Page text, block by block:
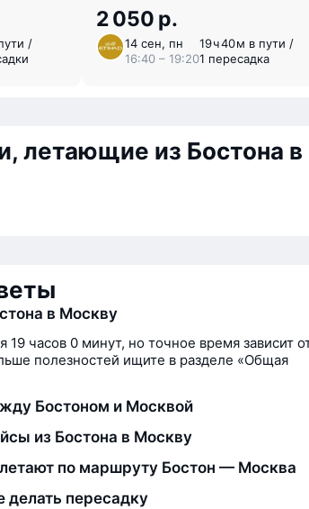
/
2 050 р.
14 сен, пн
16:40 – 19:20
19 ⁠ч 40 ⁠м в пути /
1 пересадка
летающие из Бостона в
в Москву
19 часов 0 минут, но точное время зависит
полезностей ищите в разделе «Общая
Бостоном и Москвой
из Бостона в Москву
по маршруту Бостон — Москва
делать пересадку